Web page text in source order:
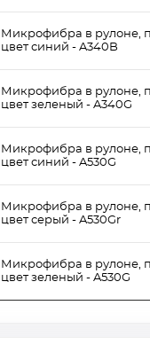
Микрофибра в рулоне,
цвет синий - A340B
Микрофибра в рулоне,
цвет зеленый - A340G
Микрофибра в рулоне,
цвет синий - A530G
Микрофибра в рулоне,
цвет серый - A530Gr
Микрофибра в рулоне,
цвет зеленый - A530G